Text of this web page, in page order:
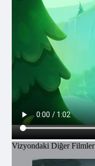
Vizyondaki Diğer Filmler